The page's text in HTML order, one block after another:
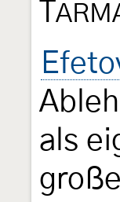
als